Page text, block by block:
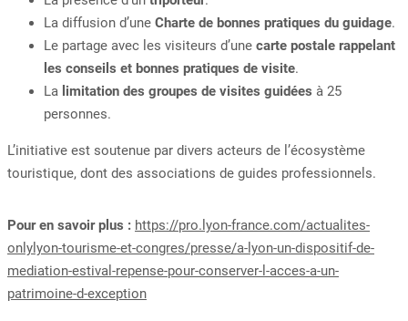
La diffusion d’une Charte de bonnes pratiques du guidage.
Le partage avec les visiteurs d’une carte postale rappelant
les conseils et bonnes pratiques de visite.
La limitation des groupes de visites guidées à 25
personnes.
L’initiative est soutenue par divers acteurs de l’écosystème
touristique, dont des associations de guides professionnels.
Pour en savoir plus : https://pro.lyon-france.com/actualites-
onlylyon-tourisme-et-congres/presse/a-lyon-un-dispositif-de-
mediation-estival-repense-pour-conserver-l-acces-a-un-
patrimoine-d-exception